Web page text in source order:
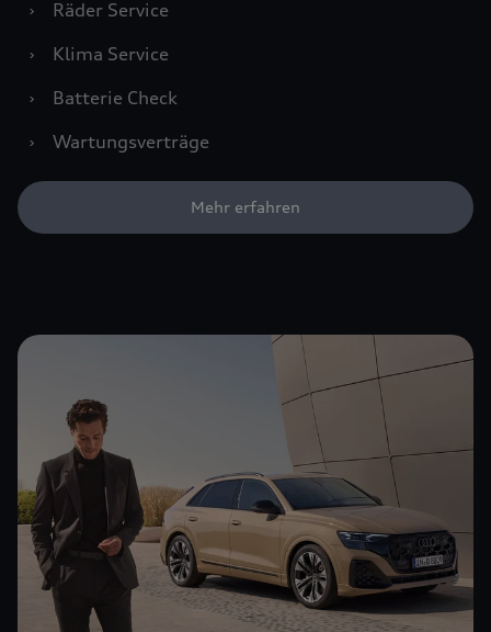
›
Räder Service
›
Klima Service
›
Batterie Check
›
Wartungsverträge
Mehr erfahren